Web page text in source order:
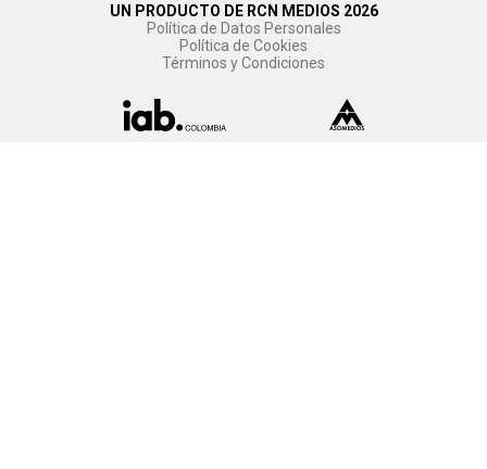
UN PRODUCTO DE RCN MEDIOS 2026
Política de Datos Personales
Política de Cookies
Términos y Condiciones